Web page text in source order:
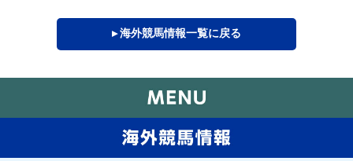
▸ 海外競馬情報一覧に戻る